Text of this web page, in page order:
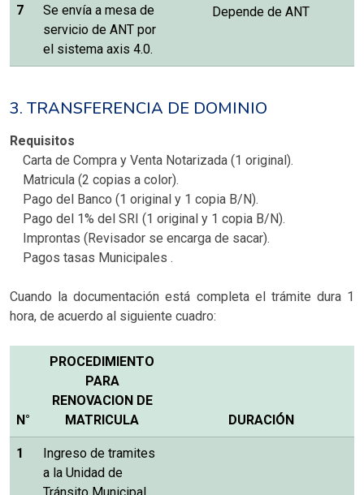
7
Se envía a mesa de
servicio de ANT por
el sistema axis 4.0.
Depende de ANT
3. TRANSFERENCIA DE DOMINIO
Requisitos
Carta de Compra y Venta Notarizada (1 original).
Matricula (2 copias a color).
Pago del Banco (1 original y 1 copia B/N).
Pago del 1% del SRI (1 original y 1 copia B/N).
Improntas (Revisador se encarga de sacar).
Pagos tasas Municipales .
Cuando la documentación está completa el trámite dura 1
hora, de acuerdo al siguiente cuadro:
N°
PROCEDIMIENTO
PARA
RENOVACION DE
MATRICULA
DURACIÓN
1
Ingreso de tramites
a la Unidad de